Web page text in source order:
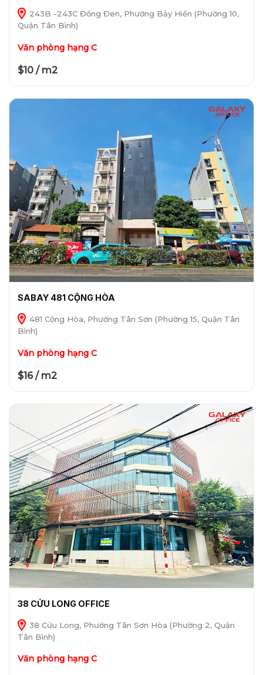
243B -243C Đồng Đen, Phường Bảy Hiền (Phường 10,
Quận Tân Bình)
Văn phòng hạng C
$10 / m2
SABAY 481 CỘNG HÒA
481 Cộng Hòa, Phường Tân Sơn (Phường 15, Quận Tân
Bình)
Văn phòng hạng C
$16 / m2
38 CỬU LONG OFFICE
38 Cửu Long, Phường Tân Sơn Hòa (Phường 2, Quận
Tân Bình)
Văn phòng hạng C